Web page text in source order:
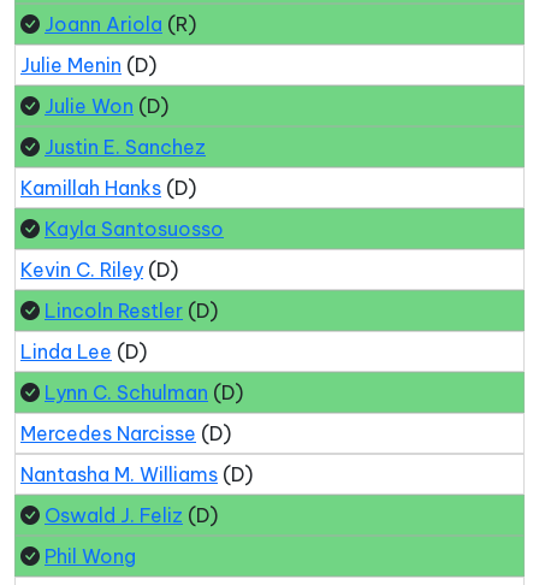
Joann Ariola (R)
Julie Menin (D)
Julie Won (D)
Justin E. Sanchez
Kamillah Hanks (D)
Kayla Santosuosso
Kevin C. Riley (D)
Lincoln Restler (D)
Linda Lee (D)
Lynn C. Schulman (D)
Mercedes Narcisse (D)
Nantasha M. Williams (D)
Oswald J. Feliz (D)
Phil Wong